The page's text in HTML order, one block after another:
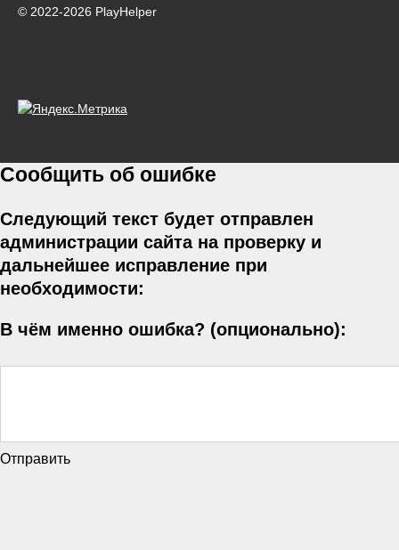
© 2022-2026 PlayHelper
Сообщить об ошибке
Следующий текст будет отправлен
администрации сайта на проверку и
дальнейшее исправление при
необходимости:
В чём именно ошибка? (опционально):
Отправить